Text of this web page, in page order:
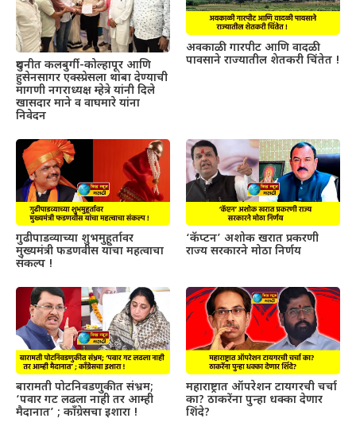
दुधनीत कलबुर्गी-कोल्हापूर आणि
हुसेनसागर एक्स्प्रेसला थांबा देण्याची
मागणी नगराध्यक्ष म्हेत्रे यांनी दिले
खासदार माने व वाघमारे यांना
निवेदन
अवकाळी गारपीट आणि वादळी
पावसाने राज्यातील शेतकरी चिंतेत !
गुढीपाडव्याच्या शुभमुहूर्तावर
मुख्यमंत्री फडणवीस यांचा महत्वाचा
संकल्प !
‘कॅप्टन’ अशोक खरात प्रकरणी
राज्य सरकारने मोठा निर्णय
बारामती पोटनिवडणुकीत संभ्रम;
‘पवार गट लढला नाही तर आम्ही
मैदानात’ ; काँग्रेसचा इशारा !
महाराष्ट्रात ऑपरेशन टायगरची चर्चा
का? ठाकरेंना पुन्हा धक्का देणार
शिंदे?